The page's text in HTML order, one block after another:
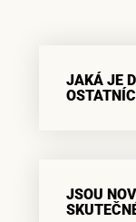
JAKÁ JE
JSOU